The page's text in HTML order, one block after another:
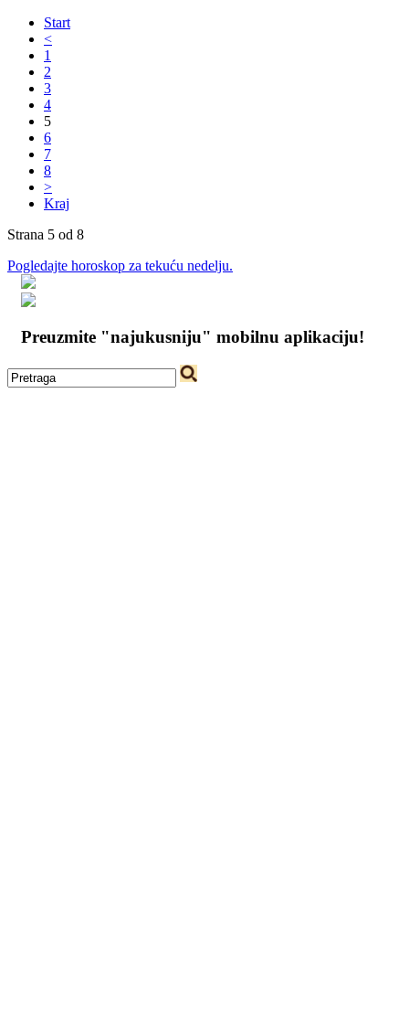
Start
<
1
2
3
4
5
6
7
8
>
Kraj
Strana 5 od 8
Pogledajte horoskop za tekuću nedelju.
Preuzmite "najukusniju" mobilnu aplikaciju!